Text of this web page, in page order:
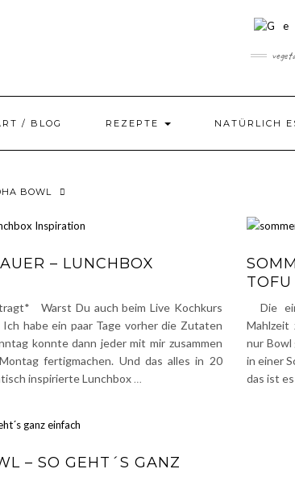
/ BLOG REZEPTE NATÜRLICH
BOWL
– LUNCHBOX I
Warst Du auch beim Live Kochkurs
Ich habe ein paar Tage vorher die Zutaten
konnte dann jeder mit mir zusammen
fertigmachen. Und das alles in 20
inspirierte Lunchbox …
TOFU
Die
Mahlzeit
nur Bowl
in einer
das ist es
– SO GEHT´S GANZ